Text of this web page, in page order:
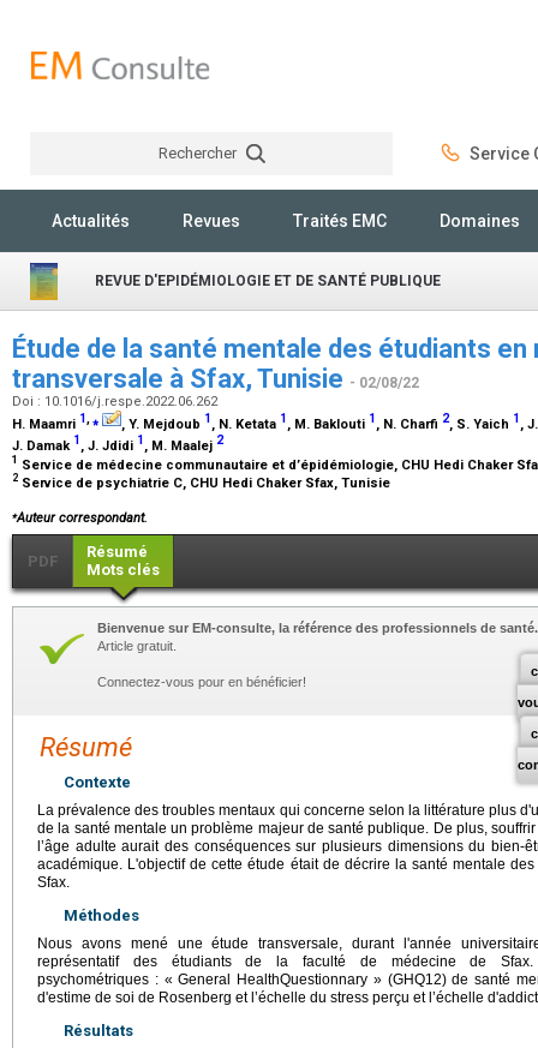
Rechercher Service
Actualités Revues Traités EMC Domaines
REVUE D'EPIDÉMIOLOGIE ET DE SANTÉ PUBLIQUE
Étude de la santé mentale des étudiants en
transversale à Sfax, Tunisie - 02/08/22
Doi : 10.1016/j.respe.2022.06.262
H. Maamri 1,⁎ , Y. Mejdoub 1 , N. Ketata 1 , M. Baklouti 1 , N. Charfi 2, S. Yaich 1 ,
J. Damak 1 , J. Jdidi 1 , M. Maalej 2
1 Service de médecine communautaire et d’épidémiologie, CHU Hedi Chaker
2 Service de psychiatrie C, CHU Hedi Chaker Sfax, Tunisie
⁎Auteur correspondant.
PDF
Résumé
Mots clés
Bienvenue sur EM-consulte, la référence des professionnels de santé.
Article gratuit.
Connectez-vous pour en bénéficier!
Résumé
Contexte
La prévalence des troubles mentaux qui concerne selon la littérature plus
de la santé mentale un problème majeur de santé publique. De plus,
l’âge adulte aurait des conséquences sur plusieurs dimensions du bien-
académique. L'objectif de cette étude était de décrire la santé mentale
Sfax.
Méthodes
Nous avons mené une étude transversale, durant l'année
représentatif des étudiants de la faculté de médecine de
psychométriques : « General HealthQuestionnary » (GHQ12) de santé
d'estime de soi de Rosenberg et l’échelle du stress perçu et l’échelle
Résultats